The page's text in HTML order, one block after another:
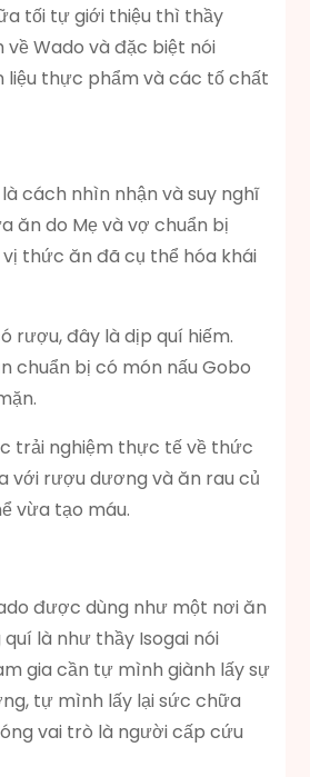
tối tự giới thiệu thì thầy
về Wado và đặc biệt nói
liệu thực phẩm và các tố chất
cách nhìn nhận và suy nghĩ
ăn do Mẹ và vợ chuẩn bị
thức ăn đã cụ thể hóa khái
rượu, đây là dịp quí hiếm.
chuẩn bị có món nấu Gobo
trải nghiệm thực tế về thức
với rượu dương và ăn rau củ
vừa tạo máu.
được dùng như một nơi ăn
là như thầy Isogai nói
gia cần tự mình giành lấy sự
tự mình lấy lại sức chữa
vai trò là người cấp cứu